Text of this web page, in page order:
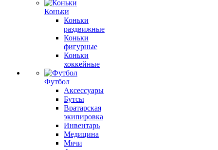
Коньки
Коньки
раздвижные
Коньки
фигурные
Коньки
хоккейные
Футбол
Аксессуары
Бутсы
Вратарская
экипировка
Инвентарь
Медицина
Мячи